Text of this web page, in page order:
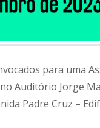
para uma
Auditório Jorge
Padre Cruz –